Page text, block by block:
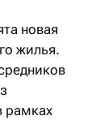
новая
жилья.
рамках